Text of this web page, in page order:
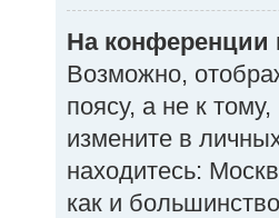
На конференции
Возможно,
поясу, а не к
измените в
находитесь:
как и